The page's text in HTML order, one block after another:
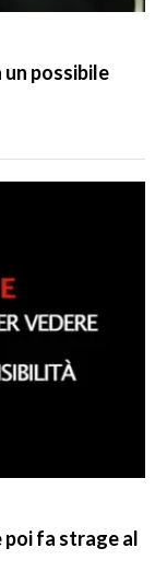
un possibile
poi fa strage al